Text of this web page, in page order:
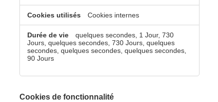
Cookies internes
quelques secondes, 1 Jour, 730
Jours, quelques secondes, 730 Jours, quelques
secondes, quelques secondes, quelques secondes,
90 Jours
Cookies de fonctionnalité